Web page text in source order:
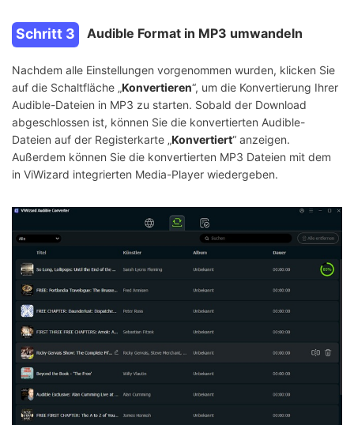
Schritt 3 Audible Format in MP3 umwandeln
Nachdem alle Einstellungen vorgenommen wurden, klicken Sie
auf die Schaltfläche „Konvertieren“, um die Konvertierung Ihrer
Audible-Dateien in MP3 zu starten. Sobald der Download
abgeschlossen ist, können Sie die konvertierten Audible-
Dateien auf der Registerkarte „Konvertiert“ anzeigen.
Außerdem können Sie die konvertierten MP3 Dateien mit dem
in ViWizard integrierten Media-Player wiedergeben.